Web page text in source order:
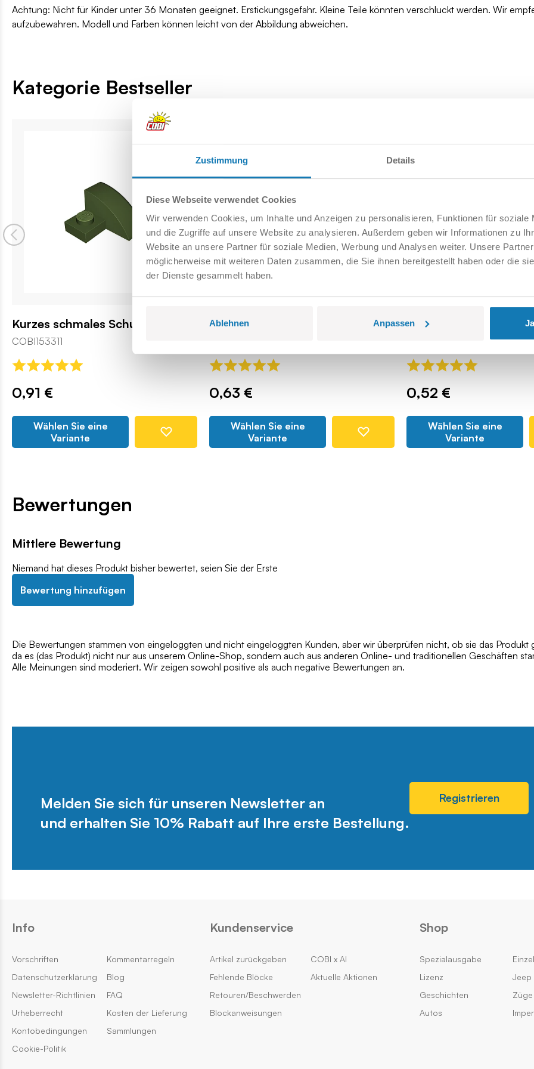
Zustimmung Details
Diese Webseite verwendet Cookies
Wir verwenden Cookies, um Inhalte und Anzeigen zu personalisieren, Funktionen für soziale
und die Zugriffe auf unsere Website zu analysieren. Außerdem geben wir Informationen zu
Website an unsere Partner für soziale Medien, Werbung und Analysen weiter. Unsere
möglicherweise mit weiteren Daten zusammen, die Sie ihnen bereitgestellt haben oder die
der Dienste gesammelt haben.
Ablehnen Anpassen
Achtung: Nicht für Kinder unter 36 Monaten geeignet. Erstickungsgefahr. Kleine Teile könnten verschluckt werden. Wir
aufzubewahren. Modell und Farben können leicht von der Abbildung abweichen.
Kategorie Bestseller
Kurzes schmales Schutzblech
COBI153311
0,91 €
Wählen Sie eine
Variante
Pręt 4L
0,63 €
Wählen Sie eine
Variante
2X2 2/3 Skos z nitami
0,52 €
Wählen Sie eine
Variante
Bewertungen
Mittlere Bewertung
Niemand hat dieses Produkt bisher bewertet, seien Sie der Erste
Bewertung hinzufügen
Die Bewertungen stammen von eingeloggten und nicht eingeloggten Kunden, aber wir überprüfen nicht, ob sie das Produkt
da es (das Produkt) nicht nur aus unserem Online-Shop, sondern auch aus anderen Online- und traditionellen Geschäften
Alle Meinungen sind moderiert. Wir zeigen sowohl positive als auch negative Bewertungen an.
Melden Sie sich für unseren Newsletter an
und erhalten Sie 10% Rabatt auf Ihre erste Bestellung.
Registrieren
Info
Vorschriften
Datenschutzerklärung
Newsletter-Richtlinien
Urheberrecht
Kontobedingungen
Cookie-Politik
Kommentarregeln
Blog
FAQ
Kosten der Lieferung
Sammlungen
Kundenservice
Artikel zurückgeben
Fehlende Blöcke
Retouren/Beschwerden
Blockanweisungen
COBI x AI
Aktuelle Aktionen
Shop
Spezialausgabe
Lizenz
Geschichten
Autos
Jeep
Züge